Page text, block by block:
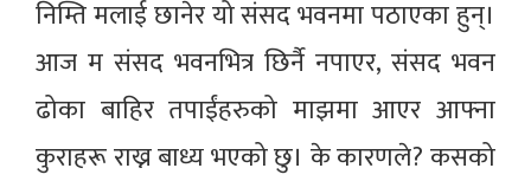
निम्ति मलाई छानेर यो संसद भवनमा पठाएका हुन्।
आज म संसद भवनभित्र छिर्नै नपाएर, संसद भवन
ढोका बाहिर तपाईंहरुको माझमा आएर आफ्ना
कुराहरू राख्न बाध्य भएको छु। के कारणले? कसको